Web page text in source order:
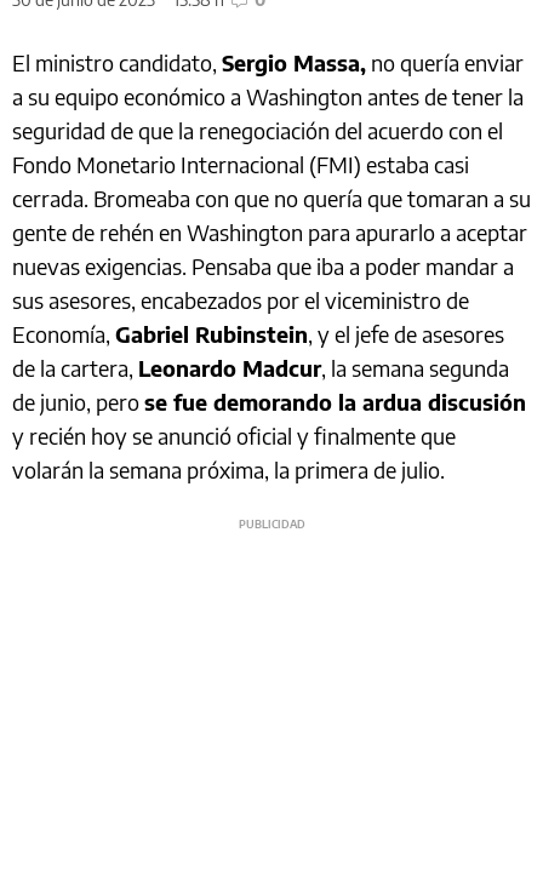
El ministro candidato, Sergio Massa, no quería enviar
a su equipo económico a Washington antes de tener la
seguridad de que la renegociación del acuerdo con el
Fondo Monetario Internacional (FMI) estaba casi
cerrada. Bromeaba con que no quería que tomaran a su
gente de rehén en Washington para apurarlo a aceptar
nuevas exigencias. Pensaba que iba a poder mandar a
sus asesores, encabezados por el viceministro de
Economía, Gabriel Rubinstein, y el jefe de asesores
de la cartera, Leonardo Madcur, la semana segunda
de junio, perose fue demorando la ardua discusión
y recién hoy se anunció oficial y finalmente que
volarán la semana próxima, la primera de julio.